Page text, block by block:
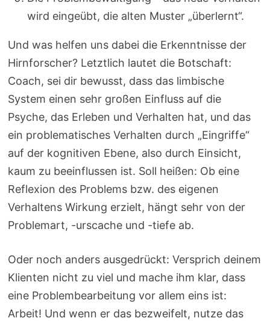
wird eingeübt, die alten Muster „überlernt“.
Und was helfen uns dabei die Erkenntnisse der
Hirnforscher? Letztlich lautet die Botschaft:
Coach, sei dir bewusst, dass das limbische
System einen sehr großen Einfluss auf die
Psyche, das Erleben und Verhalten hat, und das
ein problematisches Verhalten durch „Eingriffe“
auf der kognitiven Ebene, also durch Einsicht,
kaum zu beeinflussen ist. Soll heißen: Ob eine
Reflexion des Problems bzw. des eigenen
Verhaltens Wirkung erzielt, hängt sehr von der
Problemart, -urscache und -tiefe ab.
Oder noch anders ausgedrückt: Versprich deinem
Klienten nicht zu viel und mache ihm klar, dass
eine Problembearbeitung vor allem eins ist:
Arbeit! Und wenn er das bezweifelt, nutze das